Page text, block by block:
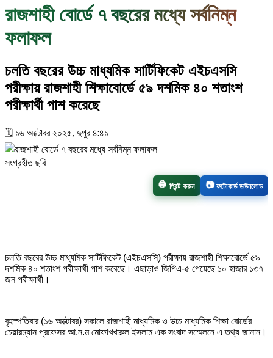
রাজশাহী বোর্ডে ৭ বছরের মধ্যে সর্বনিম্ন
ফলাফল
চলতি বছরের উচ্চ মাধ্যমিক সার্টিফিকেট এইচএসসি
পরীক্ষায় রাজশাহী শিক্ষাবোর্ডে ৫৯ দশমিক ৪০ শতাংশ
পরীক্ষার্থী পাশ করেছে
🗓️ ১৬ অক্টোবর ২০২৫, দুপুর ৪:৪১
সংগ্রহীত ছবি
🖨️ প্রিন্ট করুন 📷ফটোকার্ড ডাউনলোড
চলতি বছরের উচ্চ মাধ্যমিক সার্টিফিকেট (এইচএসসি) পরীক্ষায় রাজশাহী শিক্ষাবোর্ডে ৫৯
দশমিক ৪০ শতাংশ পরীক্ষার্থী পাশ করেছে। এছাড়াও জিপিএ-৫ পেয়েছে ১০ হাজার ১৩৭
জন পরীক্ষার্থী।
বৃহস্পতিবার (১৬ অক্টোবর) সকালে রাজশাহী মাধ্যমিক ও উচ্চ মাধ্যমিক শিক্ষা বোর্ডের
চেয়ারম্যান প্রফেসর আ.ন.ম মোফাখখারুল ইসলাম এক সংবাদ সম্মেলনে এ তথ্য জানান।